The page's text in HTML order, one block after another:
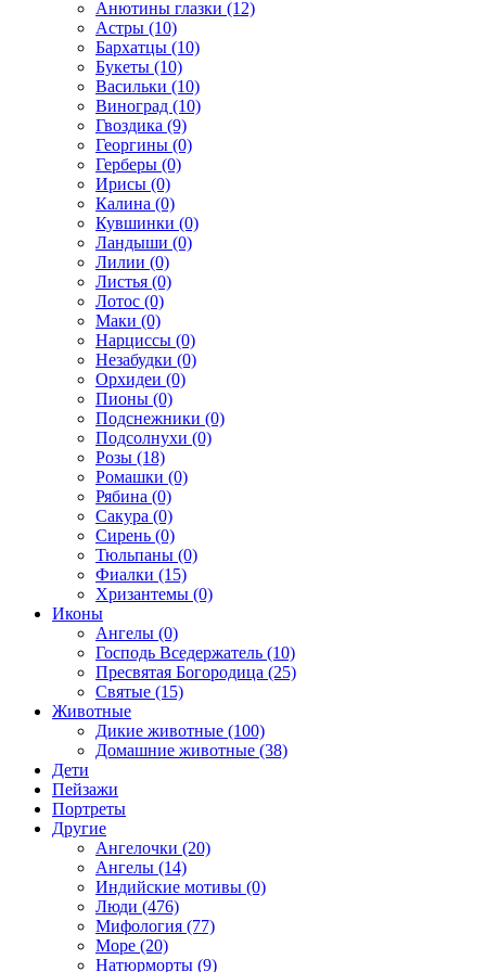
Анютины глазки (12)
Астры (10)
Бархатцы (10)
Букеты (10)
Васильки (10)
Виноград (10)
Гвоздика (9)
Георгины (0)
Герберы (0)
Ирисы (0)
Калина (0)
Кувшинки (0)
Ландыши (0)
Лилии (0)
Листья (0)
Лотос (0)
Маки (0)
Нарциссы (0)
Незабудки (0)
Орхидеи (0)
Пионы (0)
Подснежники (0)
Подсолнухи (0)
Розы (18)
Ромашки (0)
Рябина (0)
Сакура (0)
Сирень (0)
Тюльпаны (0)
Фиалки (15)
Хризантемы (0)
Иконы
Ангелы (0)
Господь Вседержатель (10)
Пресвятая Богородица (25)
Святые (15)
Животные
Дикие животные (100)
Домашние животные (38)
Дети
Пейзажи
Портреты
Другие
Ангелочки (20)
Ангелы (14)
Индийские мотивы (0)
Люди (476)
Мифология (77)
Море (20)
Натюрморты (9)